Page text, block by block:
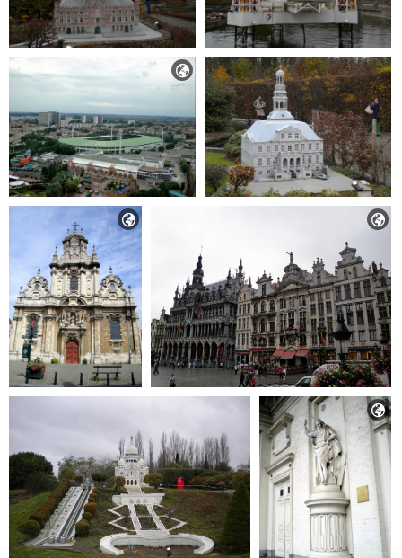

 
